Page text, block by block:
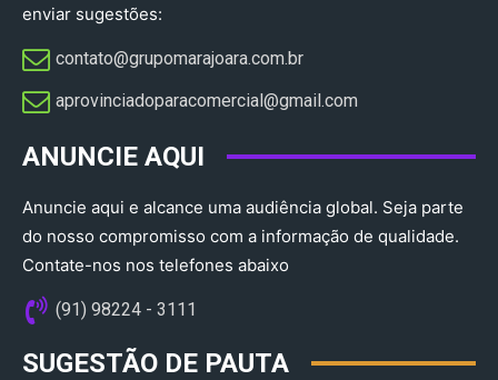
enviar sugestões:
contato@grupomarajoara.com.br
aprovinciadoparacomercial@gmail.com​
ANUNCIE AQUI
Anuncie aqui e alcance uma audiência global. Seja parte
do nosso compromisso com a informação de qualidade.
Contate-nos nos telefones abaixo
(91) 98224 - 3111
SUGESTÃO DE PAUTA